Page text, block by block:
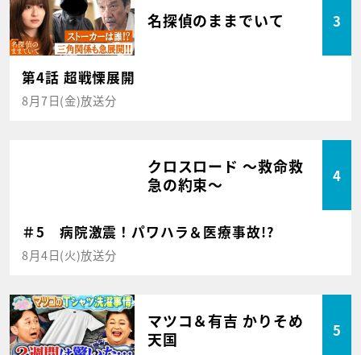
名探偵のままでいて 3
第4話 超戦慄展開
8月7日(金)放送分
クロスロード ～救命救
急の約束～
4
＃5 病院激震！パワハラ＆医療事故!?
8月4日(火)放送分
マツコ＆有吉 かりそめ
天国
5